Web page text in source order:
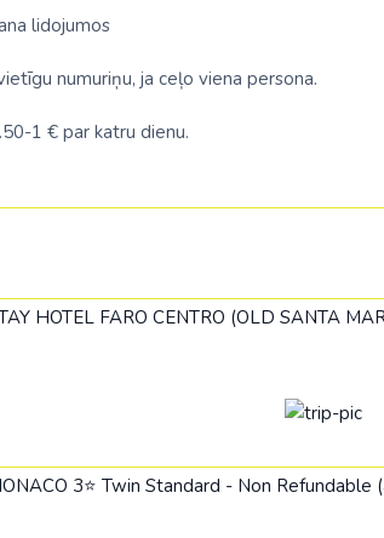
lidojumos
numuriņu, ja ceļo viena persona.
1 € par katru dienu.
HOTEL FARO CENTRO (OLD SANTA
3⭐ Twin Standard - Non Refundable